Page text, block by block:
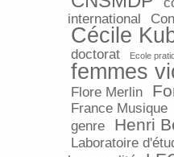
international
Cécile
doctorat
Ecole
femmes
Flore Merlin
France Musique
genre
Henri
Laboratoire